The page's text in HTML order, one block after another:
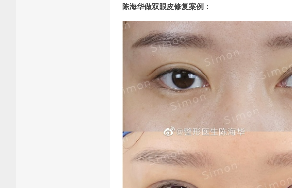
陈海华做双眼皮修复案例：